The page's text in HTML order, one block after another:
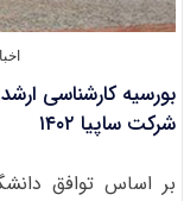
بورسیه کارشناسی
شرکت ساپیا ۱۴۰۲
بر اساس توافق